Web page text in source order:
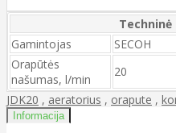
Gamintojas
SECOH
Orapūtės
našumas, l/min
20
JDK20 , aeratorius , orapute ,
Informacija